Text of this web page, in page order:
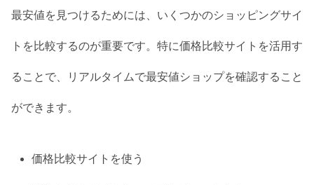
最安値を見つけるためには、いくつかのショッピングサイ
トを比較するのが重要です。特に価格比較サイトを活用す
ることで、リアルタイムで最安値ショップを確認すること
ができます。
価格比較サイトを使う